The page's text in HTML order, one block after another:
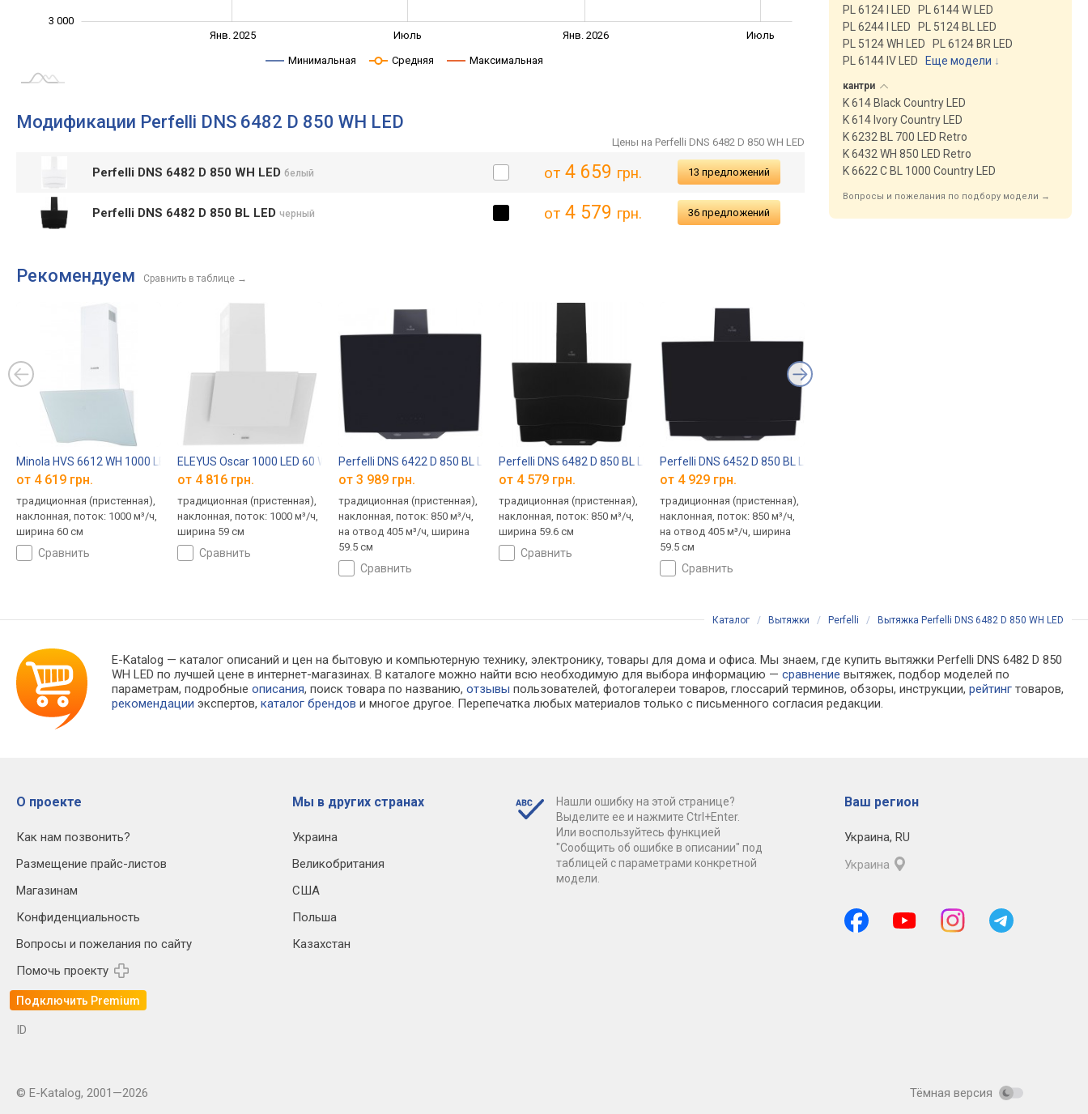
3 000
Янв. 2025 Июль Янв. 2026 Июль
Минимальная Средняя Максимальная
Модификации Perfelli DNS 6482 D 850 WH LED
Цены на Perfelli DNS 6482 D 850 WH LED
Perfelli DNS 6482 D 850 WH LED белый от4 659 грн. 13 предложений
Perfelli DNS 6482 D 850 BL LED черный от4 579 грн. 36 предложений
Рекомендуем Сравнить в таблице →
Minola HVS 6612 WH 1000 LED
от 4 619 грн.
традиционная (пристенная),
наклонная, поток: 1000 м³/ч,
ширина 60 см
сравнить
ELEYUS Oscar 1000 LED 60 WH
от 4 816 грн.
традиционная (пристенная),
наклонная, поток: 1000 м³/ч,
ширина 59 см
сравнить
Perfelli DNS 6422 D 850 BL LED
от 3 989 грн.
традиционная (пристенная),
наклонная, поток: 850 м³/ч,
на отвод 405 м³/ч, ширина
59.5 см
сравнить
Perfelli DNS 6482 D 850 BL LED
от 4 579 грн.
традиционная (пристенная),
наклонная, поток: 850 м³/ч,
ширина 59.6 см
сравнить
Perfelli DNS 6452 D 850 BL LED
от 4 929 грн.
традиционная (пристенная),
наклонная, поток: 850 м³/ч,
на отвод 405 м³/ч, ширина
59.5 см
сравнить
PL 6124 I LED
PL 6144 W LED
PL 6244 I LED
PL 5124 BL LED
PL 5124 WH LED
PL 6124 BR LED
PL 6144 IV LED
Еще модели ↓
кантри
K 614 Black Country LED
K 614 Ivory Country LED
K 6232 BL 700 LED Retro
K 6432 WH 850 LED Retro
K 6622 C BL 1000 Country LED
Вопросы и пожелания по подбору модели →
Каталог / Вытяжки / Perfelli / Вытяжка Perfelli DNS 6482 D 850 WH LED
E-Katalog — каталог описаний и цен на бытовую и компьютерную технику, электронику, товары для дома и офиса. Мы знаем, где купить вытяжки Perfelli DNS 6482 D 850
WH LED по лучшей цене в интернет-магазинах. В каталоге можно найти всю необходимую для выбора информацию —сравнение вытяжек, подбор моделей по
параметрам, подробныеописания, поиск товара по названию,отзывы пользователей, фотогалереи товаров, глоссарий терминов, обзоры, инструкции,рейтинг товаров,
рекомендации экспертов,каталог брендов и многое другое. Перепечатка любых материалов только с письменного согласия редакции.
О проекте
Как нам позвонить?
Размещение прайс-листов
Магазинам
Конфиденциальность
Вопросы и пожелания по сайту
Помочь проекту
Подключить Premium
Мы в других странах
Украина
Великобритания
США
Польша
Казахстан
Нашли ошибку на этой странице?
Выделите ее и нажмите Ctrl+Enter.
Или воспользуйтесь функцией
"Сообщить об ошибке в описании" под
таблицей с параметрами конкретной
модели.
Ваш регион
Украина, RU
Украина
ID
© E-Katalog, 2001—2026 Тёмная версия